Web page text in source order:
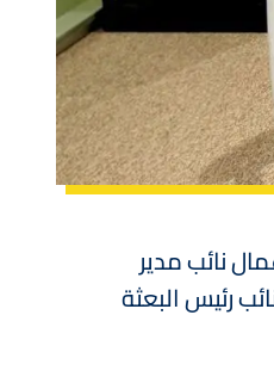
نائب مدير
رئيس البعثة